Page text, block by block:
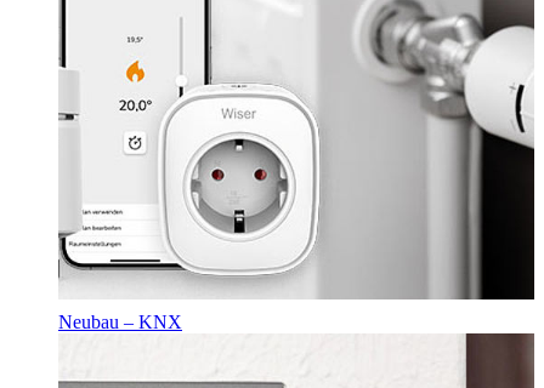
Neubau – KNX